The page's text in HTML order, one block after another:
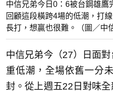
中信兄弟今日0：6被台鋼雄鷹
回顧這段橫跨4場的低潮，打
長打，想贏也很難。（圖／中
中信兄弟今（27）日面
重低潮，全場依舊一分
封。從上週五22日對味